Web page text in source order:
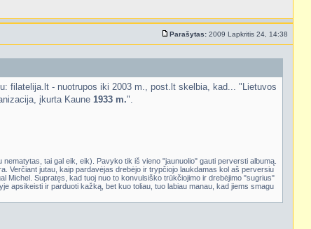
Parašytas: 2009 Lapkritis 24, 14:38
filatelija.lt - nuotrupos iki 2003 m., post.lt skelbia, kad... "Lietuvos
įkurta Kaune 1933 m.".
tai gal eik, eik). Pavyko tik iš vieno "jaunuolio" gauti perversti albumą.
Verčiant jutau, kaip pardavėjas drebėjo ir trypčiojo laukdamas kol aš perversiu
Michel. Supratęs, kad tuoj nuo to konvulsiško trūkčiojimo ir drebėjimo "sugrius"
apsikeisti ir parduoti kažką, bet kuo toliau, tuo labiau manau, kad jiems smagu